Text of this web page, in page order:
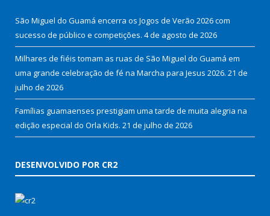
São Miguel do Guamá encerra os Jogos de Verão 2026 com
sucesso de público e competições. 4 de agosto de 2026
Milhares de fiéis tomam as ruas de São Miguel do Guamá em
uma grande celebração de fé na Marcha para Jesus 2026. 21 de
julho de 2026
Famílias guamaenses prestigiam uma tarde de muita alegria na
edição especial do Orla Kids. 21 de julho de 2026
DESENVOLVIDO POR CR2